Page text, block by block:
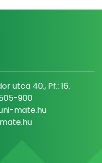
utca 40., Pf.: 16.
900
mate.hu